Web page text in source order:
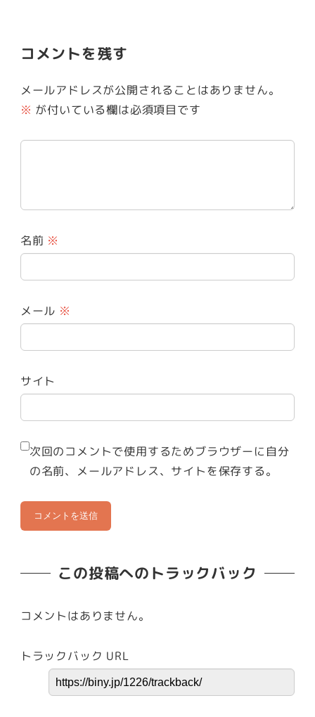
コメントを残す
メールアドレスが公開されることはありません。
※ が付いている欄は必須項目です
名前 ※
メール ※
サイト
次回のコメントで使用するためブラウザーに自分
の名前、メールアドレス、サイトを保存する。
この投稿へのトラックバック
コメントはありません。
トラックバック URL